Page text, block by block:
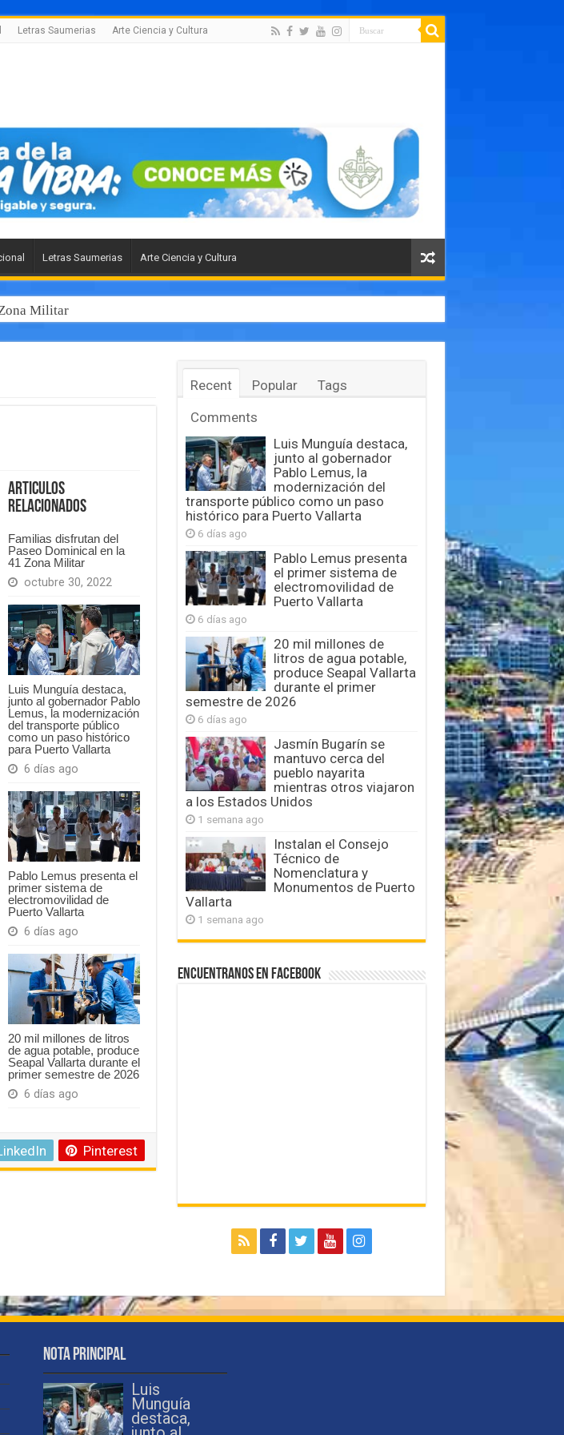
Letras Saumerias Arte Ciencia y Cultura
Letras Saumerias Arte Ciencia y Cultura
Militar
Articulos
Relacionados
Familias disfrutan del
Paseo Dominical en la
41 Zona Militar
octubre 30, 2022
Luis Munguía destaca,
junto al gobernador Pablo
Lemus, la modernización
del transporte público
como un paso histórico
para Puerto Vallarta
6 días ago
Pablo Lemus presenta el
primer sistema de
electromovilidad de
Puerto Vallarta
6 días ago
20 mil millones de litros
de agua potable, produce
Seapal Vallarta durante el
primer semestre de 2026
6 días ago
Pinterest
Recent Popular
Tags
Comments
Luis Munguía destaca,
junto al gobernador
Pablo Lemus, la
modernización del
transporte público como un paso
histórico para Puerto Vallarta
6 días ago
Pablo Lemus presenta
el primer sistema de
electromovilidad de
Puerto Vallarta
6 días ago
20 mil millones de
litros de agua potable,
produce Seapal Vallarta
durante el primer
semestre de 2026
6 días ago
Jasmín Bugarín se
mantuvo cerca del
pueblo nayarita
mientras otros viajaron
a los Estados Unidos
1 semana ago
Instalan el Consejo
Técnico de
Nomenclatura y
Monumentos de Puerto
Vallarta
1 semana ago
Encuentranos en Facebook
Nota Principal
Luis
Munguía
destaca,